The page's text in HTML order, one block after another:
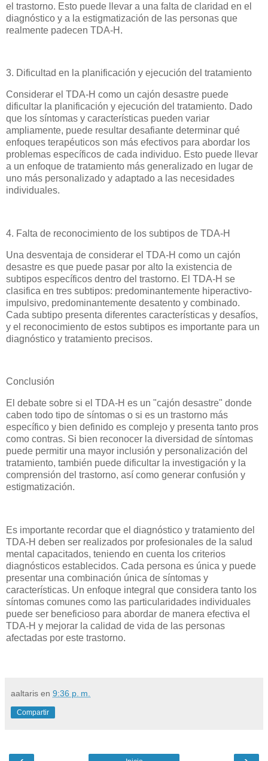
el trastorno. Esto puede llevar a una falta de claridad en el
diagnóstico y a la estigmatización de las personas que
realmente padecen TDA-H.
3. Dificultad en la planificación y ejecución del tratamiento
Considerar el TDA-H como un cajón desastre puede
dificultar la planificación y ejecución del tratamiento. Dado
que los síntomas y características pueden variar
ampliamente, puede resultar desafiante determinar qué
enfoques terapéuticos son más efectivos para abordar los
problemas específicos de cada individuo. Esto puede llevar
a un enfoque de tratamiento más generalizado en lugar de
uno más personalizado y adaptado a las necesidades
individuales.
4. Falta de reconocimiento de los subtipos de TDA-H
Una desventaja de considerar el TDA-H como un cajón
desastre es que puede pasar por alto la existencia de
subtipos específicos dentro del trastorno. El TDA-H se
clasifica en tres subtipos: predominantemente hiperactivo-
impulsivo, predominantemente desatento y combinado.
Cada subtipo presenta diferentes características y desafíos,
y el reconocimiento de estos subtipos es importante para un
diagnóstico y tratamiento precisos.
Conclusión
El debate sobre si el TDA-H es un "cajón desastre" donde
caben todo tipo de síntomas o si es un trastorno más
específico y bien definido es complejo y presenta tanto pros
como contras. Si bien reconocer la diversidad de síntomas
puede permitir una mayor inclusión y personalización del
tratamiento, también puede dificultar la investigación y la
comprensión del trastorno, así como generar confusión y
estigmatización.
Es importante recordar que el diagnóstico y tratamiento del
TDA-H deben ser realizados por profesionales de la salud
mental capacitados, teniendo en cuenta los criterios
diagnósticos establecidos. Cada persona es única y puede
presentar una combinación única de síntomas y
características. Un enfoque integral que considera tanto los
síntomas comunes como las particularidades individuales
puede ser beneficioso para abordar de manera efectiva el
TDA-H y mejorar la calidad de vida de las personas
afectadas por este trastorno.
aaltaris en 9:36 p. m.
Compartir